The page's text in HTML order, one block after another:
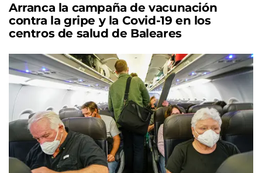
Arranca la campaña de vacunación
contra la gripe y la Covid-19 en los
centros de salud de Baleares